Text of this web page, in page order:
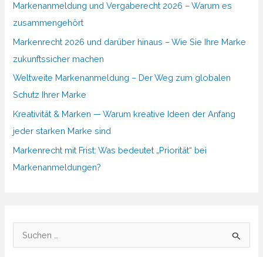
Markenanmeldung und Vergaberecht 2026 – Warum es
zusammengehört
Markenrecht 2026 und darüber hinaus – Wie Sie Ihre Marke
zukunftssicher machen
Weltweite Markenanmeldung – Der Weg zum globalen
Schutz Ihrer Marke
Kreativität & Marken — Warum kreative Ideen der Anfang
jeder starken Marke sind
Markenrecht mit Frist: Was bedeutet „Priorität“ bei
Markenanmeldungen?
u